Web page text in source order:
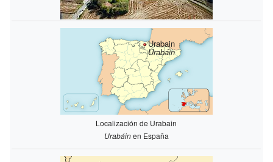
Urabain
Urabáin
Localización de Urabain
Urabáinen España